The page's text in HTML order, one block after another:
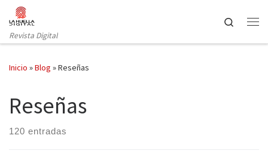
Saltar al contenido
Revista Digital
Search
Inicio »Blog »Reseñas
Reseñas
120 entradas